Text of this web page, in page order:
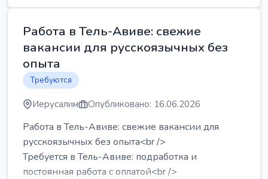
Работа в Тель-Авиве: свежие
вакансии для русскоязычных без
опыта
Требуются
Иерусалим Опубликовано: 16.06.2026
Работа в Тель-Авиве: свежие вакансии для
русскоязычных без опыта<br />
Требуется в Тель-Авиве: подработка и
постоянная работа с оплатой<br />